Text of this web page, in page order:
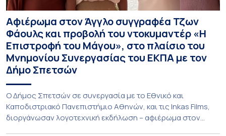
Αφιέρωμα στον Άγγλο συγγραφέα Τζων
Φάουλς και προβολή του ντοκυμαντέρ «Η
Επιστροφή του Μάγου», στο πλαίσιο του
Μνημονίου Συνεργασίας του ΕΚΠΑ με τον
Δήμο Σπετσών
Ο Δήμος Σπετσών σε συνεργασία με το Εθνικό και
Καποδιστριακό Πανεπιστήμιο Αθηνών, και τις Inkas Films,
διοργάνωσαν λογοτεχνική εκδήλωση – αφιέρωμα στον